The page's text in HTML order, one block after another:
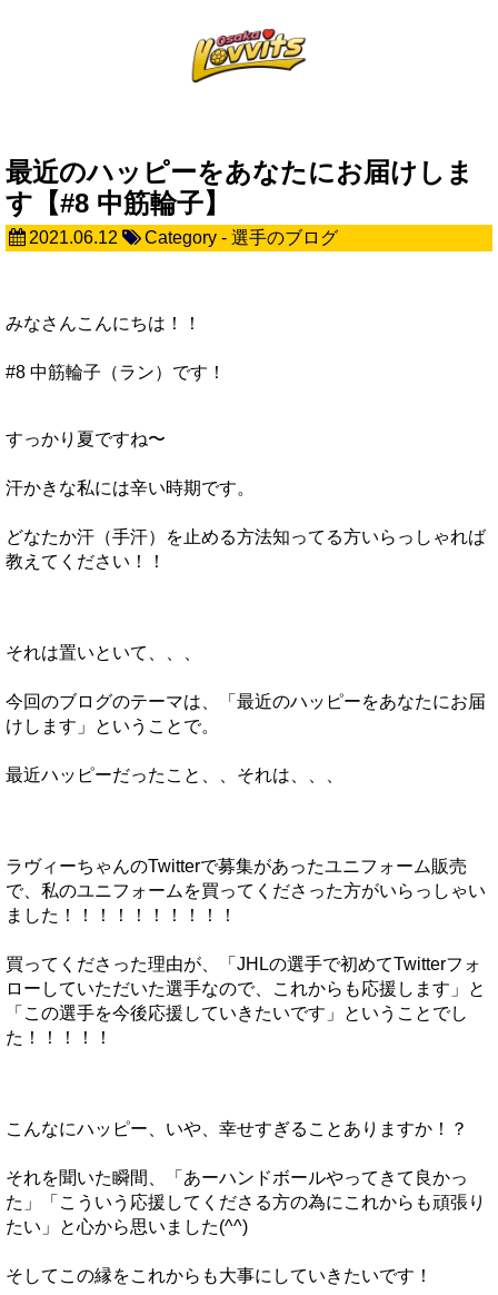
最近のハッピーをあなたにお届けしま
す【#8 中筋輪子】
2021.06.12 Category - 選手のブログ
みなさんこんにちは！！
#8 中筋輪子（ラン）です！
すっかり夏ですね〜
汗かきな私には辛い時期です。
どなたか汗（手汗）を止める方法知ってる方いらっしゃれば
教えてください！！
それは置いといて、、、
今回のブログのテーマは、「最近のハッピーをあなたにお届
けします」ということで。
最近ハッピーだったこと、、それは、、、
ラヴィーちゃんのTwitterで募集があったユニフォーム販売
で、私のユニフォームを買ってくださった方がいらっしゃい
ました！！！！！！！！！！
買ってくださった理由が、「JHLの選手で初めてTwitterフォ
ローしていただいた選手なので、これからも応援します」と
「この選手を今後応援していきたいです」ということでし
た！！！！！
こんなにハッピー、いや、幸せすぎることありますか！？
それを聞いた瞬間、「あーハンドボールやってきて良かっ
た」「こういう応援してくださる方の為にこれからも頑張り
たい」と心から思いました(^^)
そしてこの縁をこれからも大事にしていきたいです！